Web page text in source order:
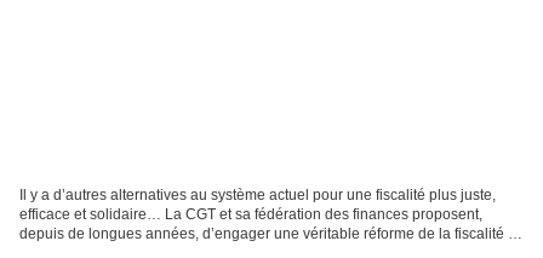
Il y a d’autres alternatives au système actuel pour une fiscalité plus juste,
efficace et solidaire… La CGT et sa fédération des finances proposent,
depuis de longues années, d’engager une véritable réforme de la fiscalité et